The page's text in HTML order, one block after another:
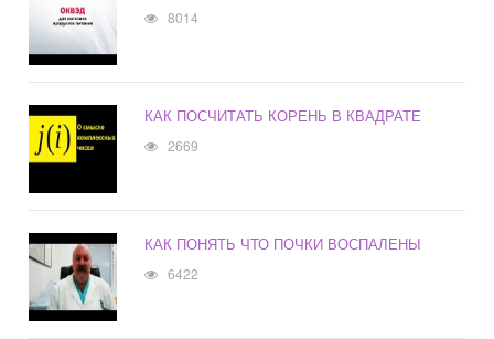
8014
КАК ПОСЧИТАТЬ КОРЕНЬ В КВАДРАТЕ
2669
КАК ПОНЯТЬ ЧТО ПОЧКИ ВОСПАЛЕНЫ
6422